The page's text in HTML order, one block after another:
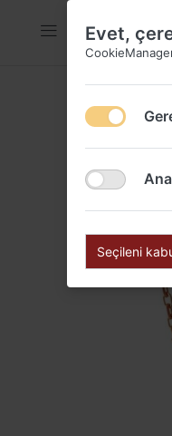
Evet,
Seçileni